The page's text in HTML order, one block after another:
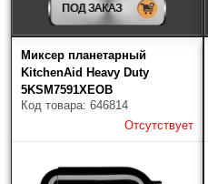
ПОД ЗАКАЗ
Миксер планетарный
KitchenAid Heavy Duty
5KSM7591XEOB
Код товара: 646814
Отсутствует